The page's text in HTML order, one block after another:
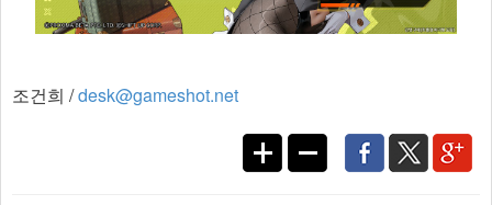
조건희 /desk@gameshot.net